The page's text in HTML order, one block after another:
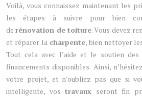
Voilà, vous connaissez maintenant les
les étapes à suivre pour bien
derénovation de toiture. Vous devez
et réparer la charpente, bien nettoyer
Tout cela avec l’aide et le soutien
financements disponibles. Ainsi,
votre projet, et n’oubliez pas que si
intelligente, vos travaux seront fin